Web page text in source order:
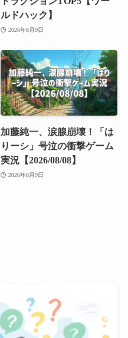
ルドハック】
2026年8月9日
加藤純一、涙腺崩壊！「は
りーシ」号泣の衝撃ゲーム
実況【2026/08/08】
2026年8月9日